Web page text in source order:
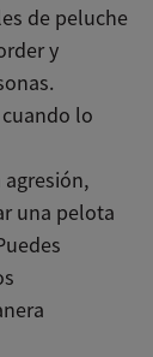
de peluche
y
lo
una pelota